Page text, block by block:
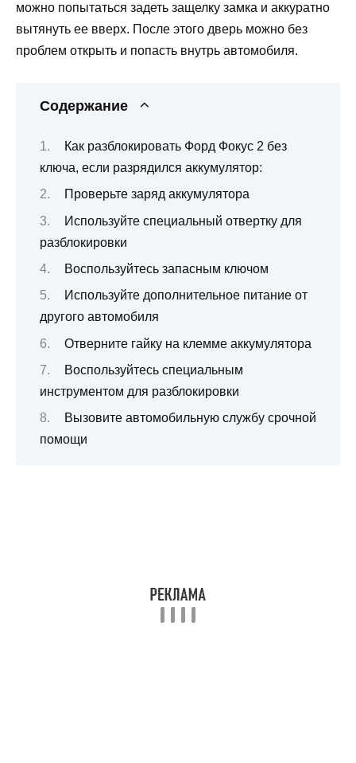
можно попытаться задеть защелку замка и аккуратно
вытянуть ее вверх. После этого дверь можно без
проблем открыть и попасть внутрь автомобиля.
Содержание
Как разблокировать Форд Фокус 2 без
ключа, если разрядился аккумулятор:
Проверьте заряд аккумулятора
Используйте специальный отвертку для
разблокировки
Воспользуйтесь запасным ключом
Используйте дополнительное питание от
другого автомобиля
Отверните гайку на клемме аккумулятора
Воспользуйтесь специальным
инструментом для разблокировки
Вызовите автомобильную службу срочной
помощи